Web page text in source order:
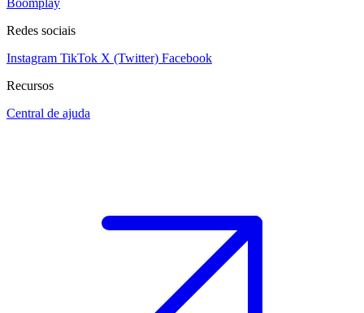
Redes sociais
Instagram TikTok X (Twitter) Facebook
Recursos
Central de ajuda